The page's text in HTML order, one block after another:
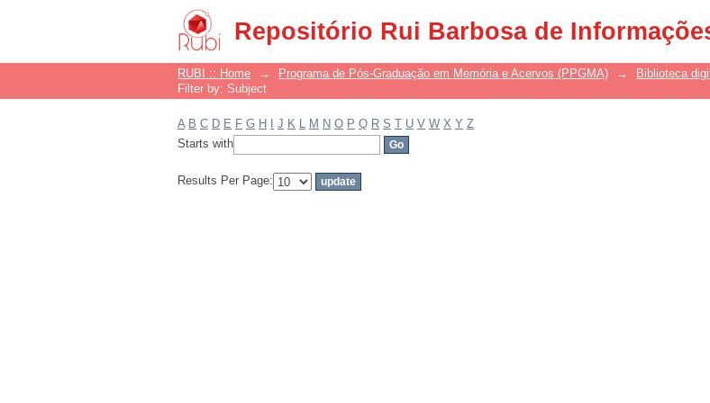
Repositório Rui Barbosa de
Filter by: Subject
RUBI :: Home → Programa de Pós-Graduação em Memória e Acervos (PPGMA) → Biblioteca
Filter by: Subject
A B C D E F G H J K L M N O P Q R S T U V W X Y Z
Starts with
Results Per Page: